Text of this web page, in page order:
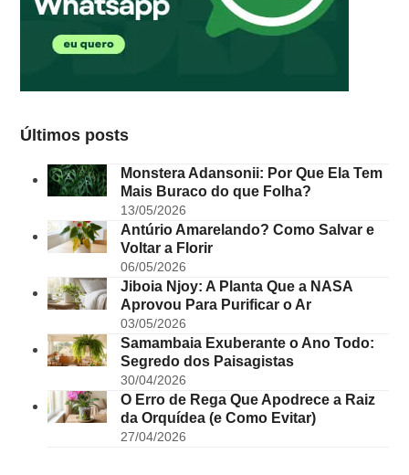
Últimos posts
Monstera Adansonii: Por Que Ela Tem
Mais Buraco do que Folha?
13/05/2026
Antúrio Amarelando? Como Salvar e
Voltar a Florir
06/05/2026
Jiboia Njoy: A Planta Que a NASA
Aprovou Para Purificar o Ar
03/05/2026
Samambaia Exuberante o Ano Todo:
Segredo dos Paisagistas
30/04/2026
O Erro de Rega Que Apodrece a Raiz
da Orquídea (e Como Evitar)
27/04/2026